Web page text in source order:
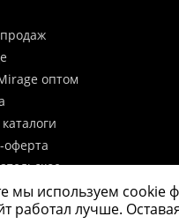
оптом
оферта
на обработку
данных
мы используем cookie
работал лучше.